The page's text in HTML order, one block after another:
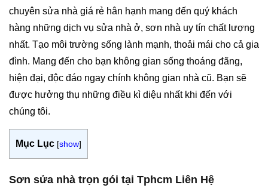
chuyên sửa nhà giá rẻ hân hạnh mang đến quý khách
hàng những dịch vụ sửa nhà ở, sơn nhà uy tín chất lượng
nhất. Tạo môi trường sống lành mạnh, thoải mái cho cả gia
đình. Mang đến cho bạn không gian sống thoáng đãng,
hiện đại, độc đáo ngay chính không gian nhà cũ. Bạn sẽ
được hưởng thụ những điều kì diệu nhất khi đến với
chúng tôi.
Mục Lục [show]
Sơn sửa nhà trọn gói tại Tphcm Liên Hệ